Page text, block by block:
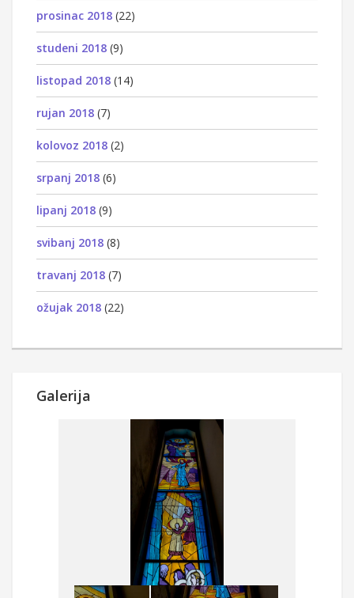
prosinac 2018 (22)
studeni 2018 (9)
listopad 2018 (14)
rujan 2018 (7)
kolovoz 2018 (2)
srpanj 2018 (6)
lipanj 2018 (9)
svibanj 2018 (8)
travanj 2018 (7)
ožujak 2018 (22)
Galerija